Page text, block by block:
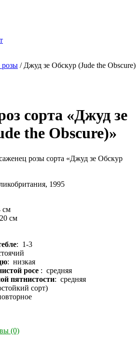
розы / Джуд зе Обскур (Jude the Obscure)
сорта «Джуд зе
the Obscure)»
розы сорта «Джуд зе Обскур
1995
см
см
: 1-3
: низкая
росе : средняя
пятнистости: средняя
сорт)
(0)